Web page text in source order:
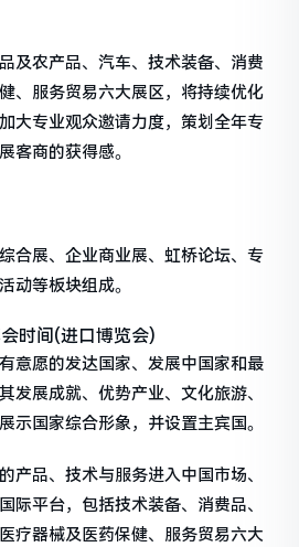
及农产品、汽车、技术装备、消费
、服务贸易六大展区，将持续优化
大专业观众邀请力度，策划全年专
客商的获得感。
合展、企业商业展、虹桥论坛、专
动等板块组成。
意愿的发达国家、发展中国家和最
发展成就、优势产业、文化旅游、
示国家综合形象，并设置主宾国。
产品、技术与服务进入中国市场、
际平台，包括技术装备、消费品、
疗器械及医药保健、服务贸易六大